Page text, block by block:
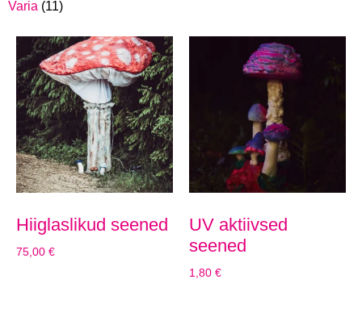
Varia (11)
Hiiglaslikud seened
75,00 €
UV aktiivsed
seened
1,80 €